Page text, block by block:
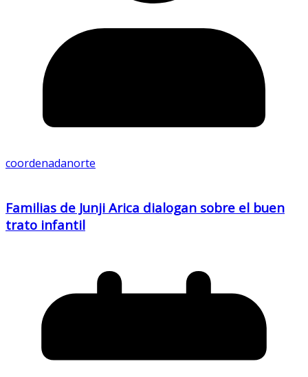
coordenadanorte
Familias de Junji Arica dialogan sobre el buen
trato infantil